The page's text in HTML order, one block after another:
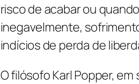
risco de acabar ou
inegavelmente,
indícios de perda de
O filósofo Karl Popper, em